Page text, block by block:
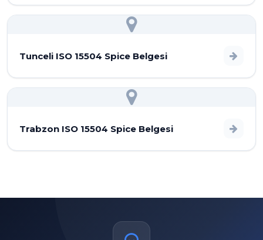
Tunceli ISO 15504 Spice Belgesi
Trabzon ISO 15504 Spice Belgesi